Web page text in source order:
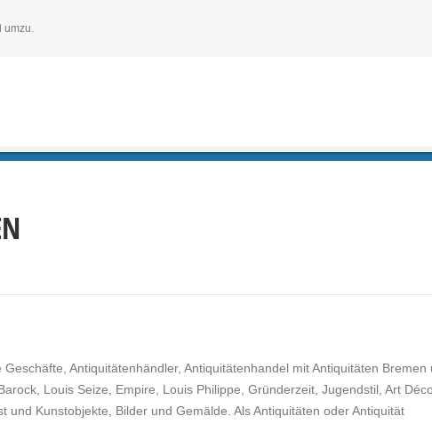
umzu.
Antiquitätenhändler, Antiquitätenhandel mit Antiquitäten Bremen
Louis Seize, Empire, Louis Philippe, Gründerzeit, Jugendstil, Art
und Kunstobjekte, Bilder und Gemälde . Als Antiquitäten oder Antiquität